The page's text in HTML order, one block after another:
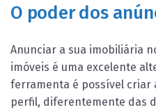
O poder dos
Anunciar a sua imobiliária
imóveis é uma excelente
ferramenta é possível criar
perfil, diferentemente das